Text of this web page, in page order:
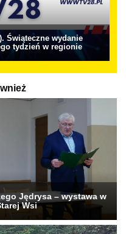
Świąteczne wydanie
tydzień w regionie
Jędrysa – wystawa w
Wsi